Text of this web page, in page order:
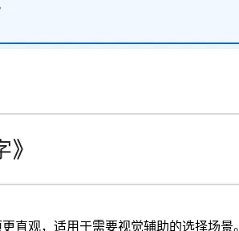
直观，适用于需要视觉辅助的选择场景。